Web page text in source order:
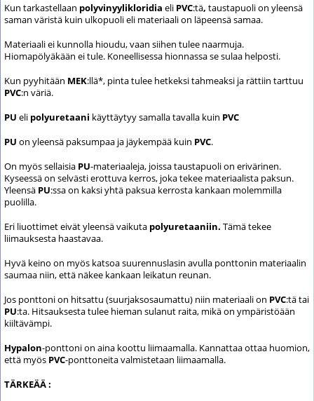
Kun tarkastellaan polyvinyylikloridia eli PVC:tä, taustapuoli on yleensä
saman väristä kuin ulkopuoli eli materiaali on läpeensä samaa.
Materiaali ei kunnolla hioudu, vaan siihen tulee naarmuja.
Hiomapölyäkään ei tule. Koneellisessa hionnassa se sulaa helposti.
Kun pyyhitään MEK:llä*, pinta tulee hetkeksi tahmeaksi ja rättiin tarttuu
PVC:n väriä.
PU eli polyuretaani käyttäytyy samalla tavalla kuin PVC
PU on yleensä paksumpaa ja jäykempää kuin PVC.
On myös sellaisia PU-materiaaleja, joissa taustapuoli on erivärinen.
Kyseessä on selvästi erottuva kerros, joka tekee materiaalista paksun.
Yleensä PU:ssa on kaksi yhtä paksua kerrosta kankaan molemmilla
puolilla.
Eri liuottimet eivät yleensä vaikuta polyuretaaniin. Tämä tekee
liimauksesta haastavaa.
Hyvä keino on myös katsoa suurennuslasin avulla ponttonin materiaalin
saumaa niin, että näkee kankaan leikatun reunan.
Jos ponttoni on hitsattu (suurjaksosaumattu) niin materiaali on PVC:tä tai
PU:ta. Hitsauksesta tulee hieman sulanut raita, mikä on ympäristöään
kiiltävämpi.
Hypalon-ponttoni on aina koottu liimaamalla. Kannattaa ottaa huomion,
että myös PVC-ponttoneita valmistetaan liimaamalla.
TÄRKEÄÄ :